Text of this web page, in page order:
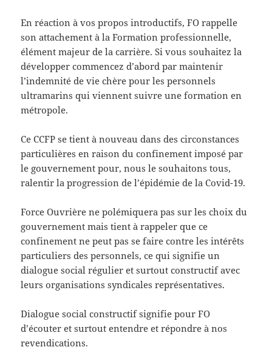
En réaction à vos propos introductifs, FO rappelle
son attachement à la Formation professionnelle,
élément majeur de la carrière. Si vous souhaitez la
développer commencez d’abord par maintenir
l’indemnité de vie chère pour les personnels
ultramarins qui viennent suivre une formation en
métropole.
Ce CCFP se tient à nouveau dans des circonstances
particulières en raison du confinement imposé par
le gouvernement pour, nous le souhaitons tous,
ralentir la progression de l’épidémie de la Covid-19.
Force Ouvrière ne polémiquera pas sur les choix du
gouvernement mais tient à rappeler que ce
confinement ne peut pas se faire contre les intérêts
particuliers des personnels, ce qui signifie un
dialogue social régulier et surtout constructif avec
leurs organisations syndicales représentatives.
Dialogue social constructif signifie pour FO
d’écouter et surtout entendre et répondre à nos
revendications.